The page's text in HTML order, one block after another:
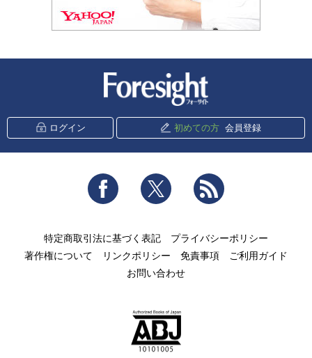
ログイン 初めての方 会員登録
Facebook Twitter
特定商取引法に基づく表記
プライバシーポリシー
著作権について
リンクポリシー 免責事項
ご利用ガイド
お問い合わせ